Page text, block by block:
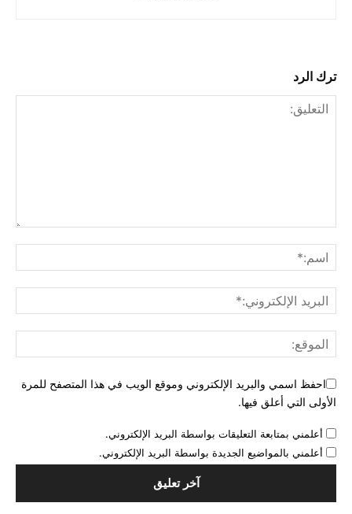
ترك الرد
احفظ اسمي والبريد الإلكتروني وموقع الويب في هذا المتصفح للمرة
الأولى التي أعلق فيها.
أعلمني بمتابعة التعليقات بواسطة البريد الإلكتروني.
أعلمني بالمواضيع الجديدة بواسطة البريد الإلكتروني.